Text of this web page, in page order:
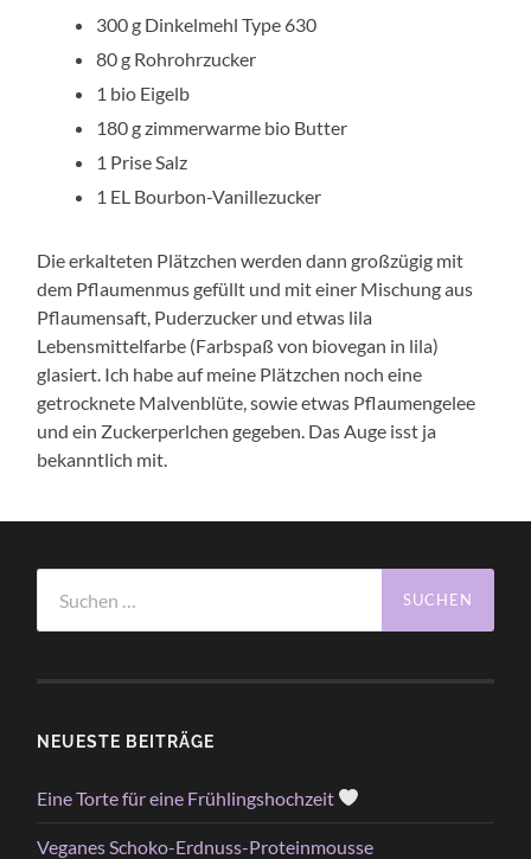
300 g Dinkelmehl Type 630
80 g Rohrohrzucker
1 bio Eigelb
180 g zimmerwarme bio Butter
1 Prise Salz
1 EL Bourbon-Vanillezucker
Die erkalteten Plätzchen werden dann großzügig mit
dem Pflaumenmus gefüllt und mit einer Mischung aus
Pflaumensaft, Puderzucker und etwas lila
Lebensmittelfarbe (Farbspaß von biovegan in lila)
glasiert. Ich habe auf meine Plätzchen noch eine
getrocknete Malvenblüte, sowie etwas Pflaumengelee
und ein Zuckerperlchen gegeben. Das Auge isst ja
bekanntlich mit.
nach:
NEUESTE BEITRÄGE
Eine Torte für eine Frühlingshochzeit
Veganes Schoko-Erdnuss-Proteinmousse